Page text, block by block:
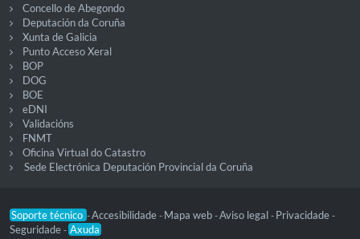
Concello de Abegondo
Deputación da Coruña
Xunta de Galicia
Punto Acceso Xeral
BOP
DOG
BOE
eDNI
Validacións
FNMT
Oficina Virtual do Catastro
Sede Electrónica Deputación Provincial da Coruña
Soporte técnico -Accesibilidade - Mapa web -Aviso legal - Privacidade -
Seguridade - Axuda